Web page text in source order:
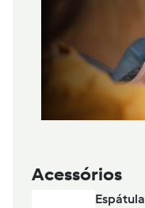
Acessórios
Espátula